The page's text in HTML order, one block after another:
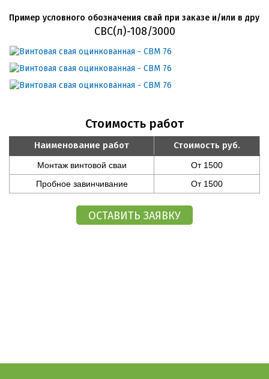
Пример условного обозначения свай при заказе и/или в
СВС(л)-108/3000
Стоимость работ
Наименование работ Стоимость руб.
Монтаж винтовой сваи
От 1500
Пробное завинчивание
От 1500